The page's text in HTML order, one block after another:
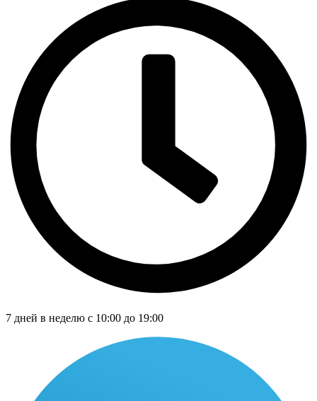
7 дней в неделю с 10:00 до 19:00